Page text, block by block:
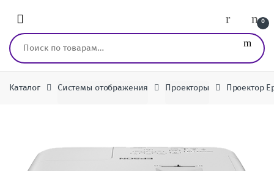
0
Искать:
Каталог Системы отображения Проекторы Проектор